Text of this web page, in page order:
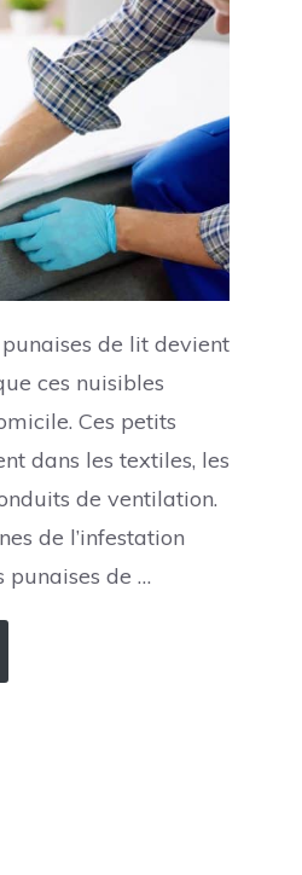
de lit devient
ces nuisibles
Ces petits
dans les textiles, les
de ventilation.
de l’infestation
punaises de …